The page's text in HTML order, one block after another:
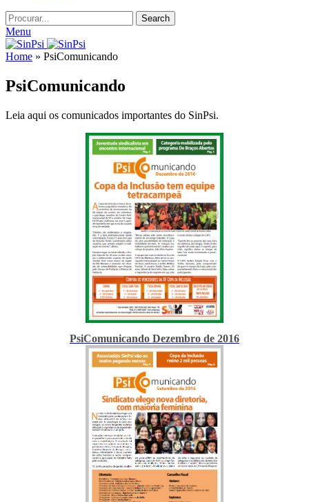
Search
Menu
Home » PsiComunicando
PsiComunicando
Leia aqui os comunicados importantes do SinPsi.
PsiComunicando Dezembro de 2016